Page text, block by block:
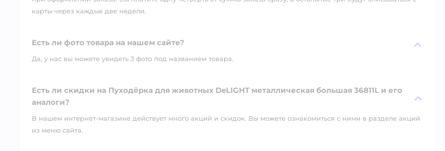
карты через каждые две недели.
Есть ли фото товара на нашем сайте?
Да, у нас вы можете увидеть 3 фото под названием товара.
Есть ли скидки на Пуходёрка для животных DeLIGHT металлическая большая 36811L и его
аналоги?
В нашем интернет-магазине действует много акций и скидок. Вы можете ознакомиться с ними в разделе акций
из меню сайта.